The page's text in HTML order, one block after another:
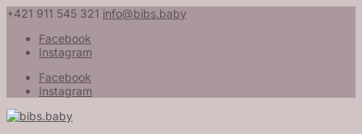
+421 911 545 321 info@bibs.baby
Facebook
Instagram
Facebook
Instagram